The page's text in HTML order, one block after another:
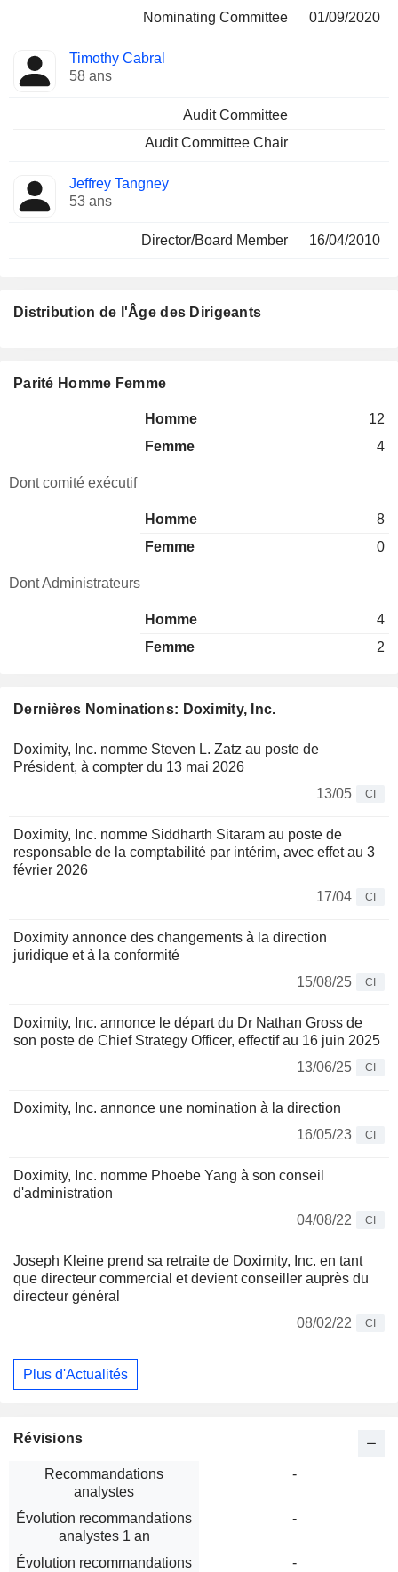
Nominating Committee 01/09/2020
Timothy Cabral
58 ans
Audit Committee
Audit Committee Chair
Jeffrey Tangney
53 ans
Director/Board Member 16/04/2010
Dernières Nominations: Doximity, Inc.
Doximity, Inc. nomme Steven L. Zatz au poste de
Président, à compter du 13 mai 2026
13/05
CI
Doximity, Inc. nomme Siddharth Sitaram au poste de
responsable de la comptabilité par intérim, avec effet au 3
février 2026
17/04
CI
Doximity annonce des changements à la direction
juridique et à la conformité
15/08/25
CI
Doximity, Inc. annonce le départ du Dr Nathan Gross de
son poste de Chief Strategy Officer, effectif au 16 juin 2025
13/06/25
CI
Doximity, Inc. annonce une nomination à la direction
16/05/23
CI
Doximity, Inc. nomme Phoebe Yang à son conseil
d'administration
04/08/22
CI
Joseph Kleine prend sa retraite de Doximity, Inc. en tant
que directeur commercial et devient conseiller auprès du
directeur général
08/02/22
CI
Plus d'Actualités
Distribution de l'Âge des Dirigeants
Parité Homme Femme
Homme
12
Femme
4
Dont comité exécutif
Homme
8
Femme
0
Dont Administrateurs
Homme
4
Femme
2
Révisions
Recommandations
analystes
-
Évolution recommandations
analystes 1 an
-
Évolution recommandations
-